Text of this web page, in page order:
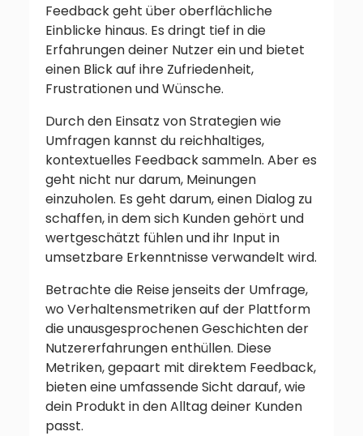
Feedback geht über oberflächliche
Einblicke hinaus. Es dringt tief in die
Erfahrungen deiner Nutzer ein und bietet
einen Blick auf ihre Zufriedenheit,
Frustrationen und Wünsche.
Durch den Einsatz von Strategien wie
Umfragen kannst du reichhaltiges,
kontextuelles Feedback sammeln. Aber es
geht nicht nur darum, Meinungen
einzuholen. Es geht darum, einen Dialog zu
schaffen, in dem sich Kunden gehört und
wertgeschätzt fühlen und ihr Input in
umsetzbare Erkenntnisse verwandelt wird.
Betrachte die Reise jenseits der Umfrage,
wo Verhaltensmetriken auf der Plattform
die unausgesprochenen Geschichten der
Nutzererfahrungen enthüllen. Diese
Metriken, gepaart mit direktem Feedback,
bieten eine umfassende Sicht darauf, wie
dein Produkt in den Alltag deiner Kunden
passt.